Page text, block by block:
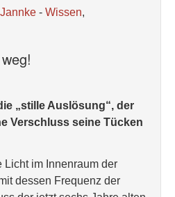
- Wissen,
„stille Auslösung“, der
Verschluss seine Tücken
Licht im Innenraum der
dessen Frequenz der